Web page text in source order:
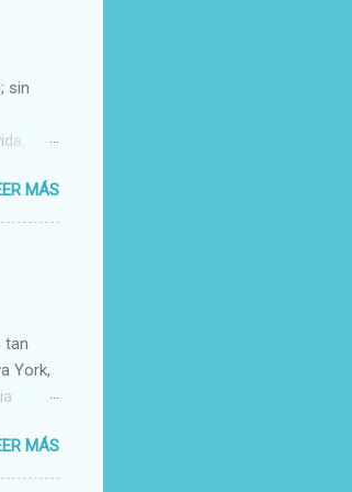
sin
y me
MÁS
tan
York,
MÁS